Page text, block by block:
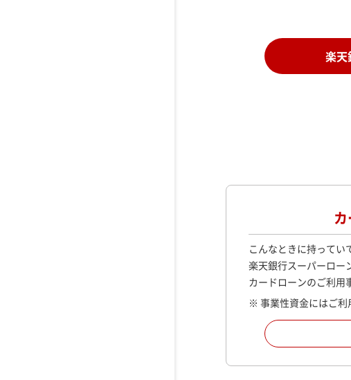
楽天
こんなときに持ってい
楽天銀行スーパーロー
カードローンのご利用
※ 事業性資金にはご利